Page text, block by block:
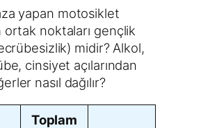
yapan motosiklet
noktaları gençlik
midir? Alkol,
cinsiyet açılarından
nasıl dağılır?
Toplam